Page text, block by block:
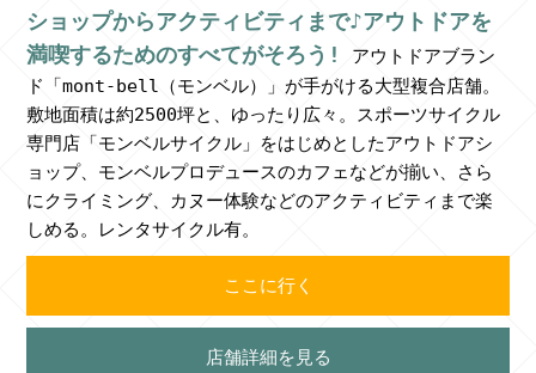
ショップからアクティビティまで♪アウトドアを
満喫するためのすべてがそろう!
アウトドアブラン
ド「mont-bell（モンベル）」が手がける大型複合店舗。
敷地面積は約2500坪と、ゆったり広々。スポーツサイクル
専門店「モンベルサイクル」をはじめとしたアウトドアシ
ョップ、モンベルプロデュースのカフェなどが揃い、さら
にクライミング、カヌー体験などのアクティビティまで楽
しめる。レンタサイクル有。
ここに行く
店舗詳細を見る